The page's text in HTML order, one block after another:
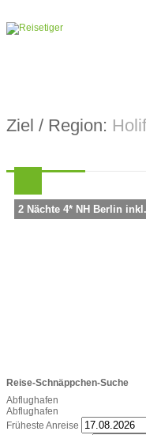
Ziel / Region:
2 Nächte 4* NH Berlin
Reise-Schnäppchen-Suche
Abflughafen
Abflughafen
Früheste Anreise